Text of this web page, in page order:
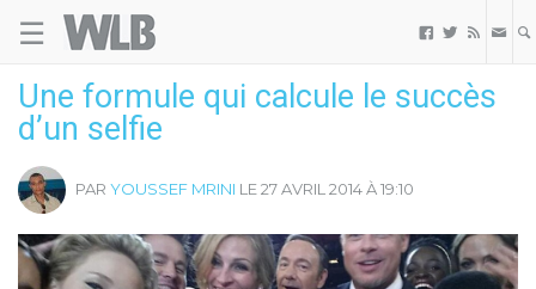
☰   
Une formule qui calcule le succès
d’un selfie
PAR YOUSSEF MRINI LE 27 AVRIL 2014 À 19:10